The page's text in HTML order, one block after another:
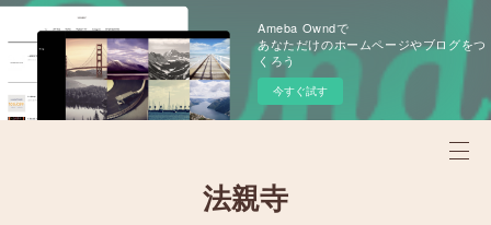
Ameba Owndで
あなただけのホームページやブログをつ
くろう
今すぐ試す
法親寺